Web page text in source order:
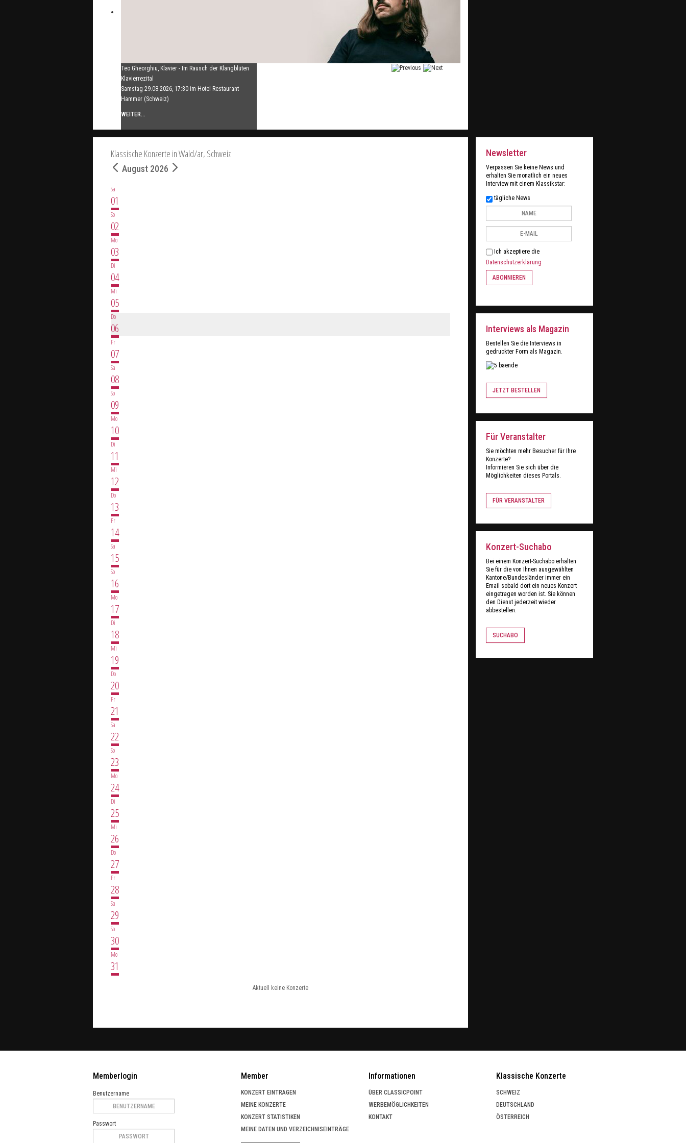
Teo Gheorghiu, Klavier - Im Rausch der Klangblüten
Klavierrezital
Samstag 29.08.2026, 17:30 im Hotel Restaurant
Hammer (Schweiz)
WEITER...
Klassische Konzerte in Wald/ar, Schweiz
August 2026
Sa
01
So
02
Mo
03
Di
04
Mi
05
Do
06
Fr
07
Sa
08
So
09
Mo
10
Di
11
Mi
12
Do
13
Fr
14
Sa
15
So
16
Mo
17
Di
18
Mi
19
Do
20
Fr
21
Sa
22
So
23
Mo
24
Di
25
Mi
26
Do
27
Fr
28
Sa
29
So
30
Mo
31
Aktuell keine Konzerte
Newsletter
Verpassen Sie keine News und
erhalten Sie monatlich ein neues
Interview mit einem Klassikstar:
tägliche News
Ich akzeptiere die
Datenschutzerklärung
ABONNIEREN
Interviews als Magazin
Bestellen Sie die Interviews in
gedruckter Form als Magazin.
JETZT BESTELLEN
Für Veranstalter
Sie möchten mehr Besucher für Ihre
Konzerte?
Informieren Sie sich über die
Möglichkeiten dieses Portals.
FÜR VERANSTALTER
Konzert-Suchabo
Bei einem Konzert-Suchabo erhalten
Sie für die von Ihnen ausgewählten
Kantone/Bundesländer immer ein
Email sobald dort ein neues Konzert
eingetragen worden ist. Sie können
den Dienst jederzeit wieder
abbestellen.
SUCHABO
Memberlogin
Benutzername
Passwort
Member
KONZERT EINTRAGEN
MEINE KONZERTE
KONZERT STATISTIKEN
MEINE DATEN UND VERZEICHNISEINTRÄGE
Informationen
ÜBER CLASSICPOINT
WERBEMÖGLICHKEITEN
KONTAKT
Klassische Konzerte
SCHWEIZ
DEUTSCHLAND
ÖSTERREICH